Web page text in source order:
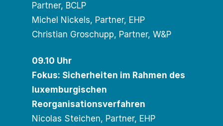
Partner, BCLP
Michel Nickels, Partner, EHP
Christian Groschupp, Partner, W&P
09.10 Uhr
Fokus: Sicherheiten im Rahmen des
luxemburgischen
Reorganisationsverfahren
Nicolas Steichen, Partner, EHP